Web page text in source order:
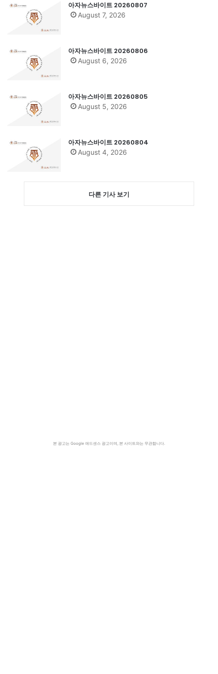
아자뉴스바이트 20260807
August 7, 2026
아자뉴스바이트 20260806
August 6, 2026
아자뉴스바이트 20260805
August 5, 2026
아자뉴스바이트 20260804
August 4, 2026
다른 기사 보기
본 광고는 Google 애드센스 광고이며, 본 사이트와는 무관합니다.